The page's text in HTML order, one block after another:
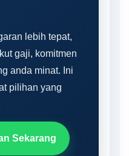
lebih tepat,
gaji, komitmen
anda minat. Ini
pilihan yang
Sekarang